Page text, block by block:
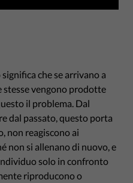
che se arrivano a
stesse vengono prodotte
il problema. Dal
dal passato, questo porta
non reagiscono ai
non si allenano di nuovo, e
solo in confronto
riproducono o